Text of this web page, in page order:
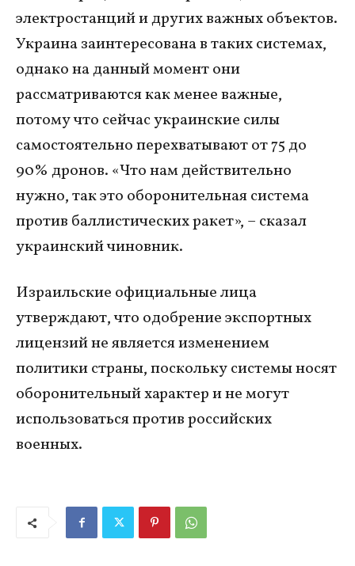
электростанций и других важных объектов.
Украина заинтересована в таких системах,
однако на данный момент они
рассматриваются как менее важные,
потому что сейчас украинские силы
самостоятельно перехватывают от 75 до
90% дронов. «Что нам действительно
нужно, так это оборонительная система
против баллистических ракет», – сказал
украинский чиновник.
Израильские официальные лица
утверждают, что одобрение экспортных
лицензий не является изменением
политики страны, поскольку системы носят
оборонительный характер и не могут
использоваться против российских
военных.